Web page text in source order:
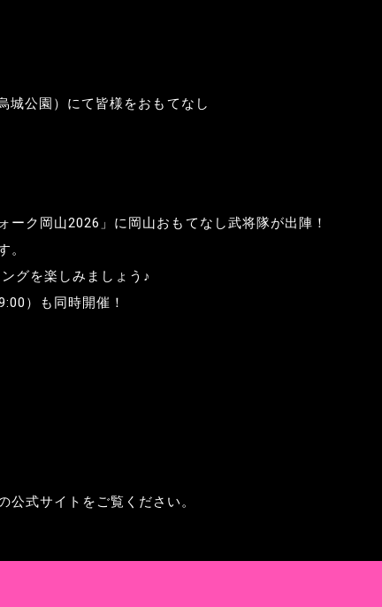
公園）にて皆様をおもてなし
ーク岡山2026」に岡山おもてなし武将隊が出陣！
。
グを楽しみましょう♪
）も同時開催！
公式サイトをご覧ください。